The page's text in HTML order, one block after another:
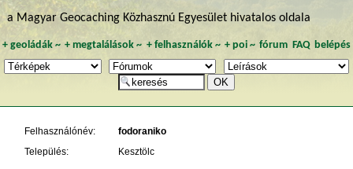
a Magyar Geocaching Közhasznú Egyesület hivatalos oldala
+ geoládák~ +megtalálások ~ + felhasználók~ + poi~ fórum FAQ belépés
Felhasználónév:
fodoraniko
Település:
Kesztölc